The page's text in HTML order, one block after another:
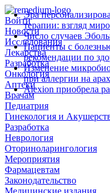
Войти
Новости
Исследования
Лекарства
Разработка
Онкология
Аптеки
Врачам
Педиатрия
Гинекология и
Разработка
Неврология
Оториноларингология
Мероприятия
Фармацевтам
Законодательство
Медицинские издания
Эра
терапии: взгляд
Число случаев
Пациенты с
рекомендации по
Изменение
при аллергии на
Alexion приобрела